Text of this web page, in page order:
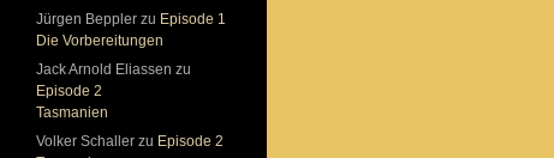
Jürgen Beppler zu Episode 1
Die Vorbereitungen
Jack Arnold Eliassen zu
Episode 2
Tasmanien
Volker Schaller zu Episode 2